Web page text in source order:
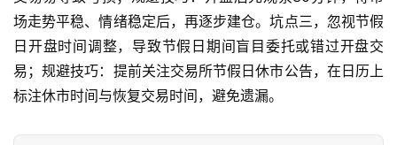
场走势平稳、情绪稳定后，再逐步建仓。坑点三，忽视节假
日开盘时间调整，导致节假日期间盲目委托或错过开盘交
易；规避技巧：提前关注交易所节假日休市公告，在日历上
标注休市时间与恢复交易时间，避免遗漏。